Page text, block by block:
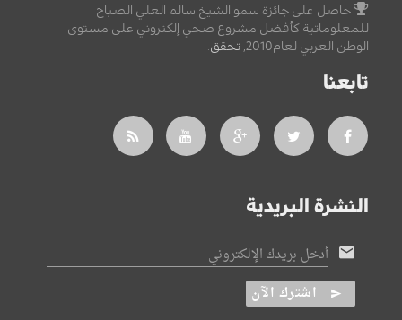
حاصل على جائزة سمو الشيخ سالم العلي الصباح
للمعلوماتية كأفضل مشروع صحي إلكتروني على مستوى
الوطن العربي لعام2010,
تحقق.
تابعنا
النشرة البريدية
أدخل بريدك الإلكتروني
اشترك الآن